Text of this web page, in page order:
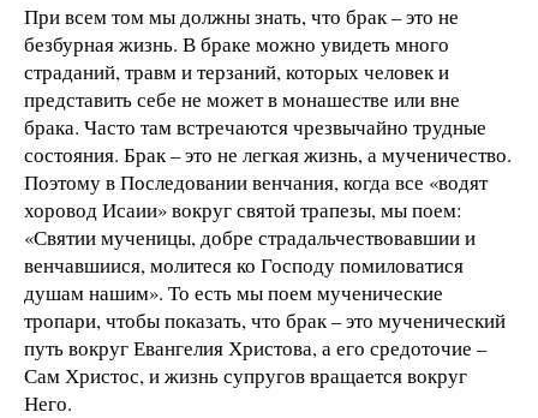
При всем том мы должны знать, что брак – это не
безбурная жизнь. В браке можно увидеть много
страданий, травм и терзаний, которых человек и
представить себе не может в монашестве или вне
брака. Часто там встречаются чрезвычайно трудные
состояния. Брак – это не легкая жизнь, а мученичество.
Поэтому в Последовании венчания, когда все «водят
хоровод Исаии» вокруг святой трапезы, мы поем:
«Святии мученицы, добре страдальчествовавшии и
венчавшиися, молитеся ко Господу помиловатися
душам нашим». То есть мы поем мученические
тропари, чтобы показать, что брак – это мученический
путь вокруг Евангелия Христова, а его средоточие –
Сам Христос, и жизнь супругов вращается вокруг
Него.